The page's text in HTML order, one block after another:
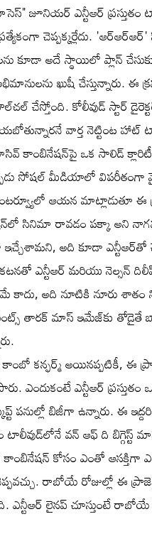
జూనియర్ ఎన్టీఆర్
చెప్పక్కర్లేదు.
కూడా అదే స్థాయిలో ప్లాన్
ఖుషీ చేస్తున్నారు.
చేస్తోంది. కోలీవుడ్ స్టార్
వార్త నెట్టింట
కాంబినేషన్‌పై ఒక సాలిడ్ క్లారిటీ
సోషల్ మీడియాలో విపరీతంగా
ఆయన మాట్లాడుతూ ఈ
సినిమా రావడం పక్కా అని నాగవంశీ
ఇచ్చేశామని, అది కూడా
ఎన్టీఆర్ మరియు
కాదు, అది నూటికి నూరు
తారక్ మాస్ ఇమేజ్‌కు తోడైతే
కాంబో కన్ఫర్మ్ అయినప్పటికీ, ఈ
ఎందుకంటే ఎన్టీఆర్
పనుల్లో బిజీగా ఉన్నారు. ఈ
వన్ ఆఫ్ ది బిగ్గెస్ట్
కోసం ఎంతో ఆసక్తిగా
రాబోయే రోజుల్లో ఈ
ఎన్టీఆర్ లైనప్ చూస్తుంటే